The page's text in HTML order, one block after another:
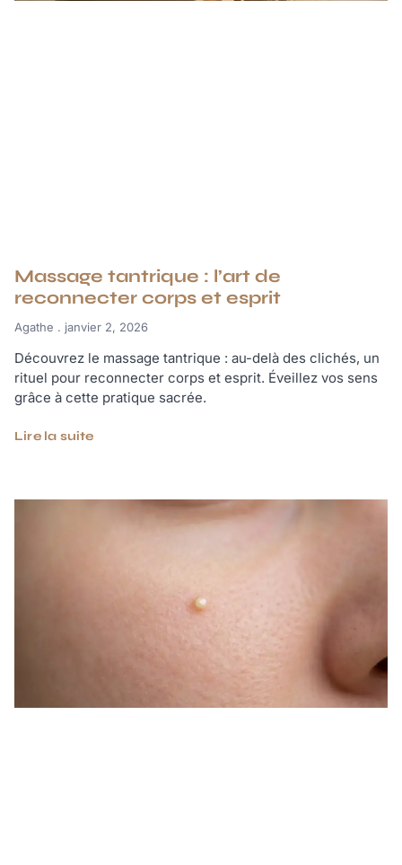
Massage tantrique : l’art de
reconnecter corps et esprit
Agathe janvier 2, 2026
Découvrez le massage tantrique : au-delà des clichés, un
rituel pour reconnecter corps et esprit. Éveillez vos sens
grâce à cette pratique sacrée.
Lire la suite